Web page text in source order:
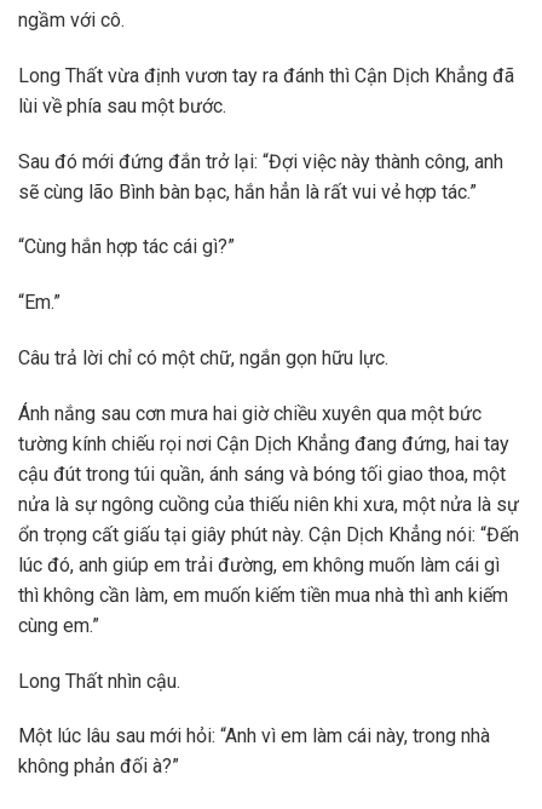
ngầm với cô.
Long Thất vừa định vươn tay ra đánh thì Cận Dịch Khẳng đã
lùi về phía sau một bước.
Sau đó mới đứng đắn trở lại: “Đợi việc này thành công, anh
sẽ cùng lão Bình bàn bạc, hắn hẳn là rất vui vẻ hợp tác.”
“Cùng hắn hợp tác cái gì?”
“Em.”
Câu trả lời chỉ có một chữ, ngắn gọn hữu lực.
Ánh nắng sau cơn mưa hai giờ chiều xuyên qua một bức
tường kính chiếu rọi nơi Cận Dịch Khẳng đang đứng, hai tay
cậu đút trong túi quần, ánh sáng và bóng tối giao thoa, một
nửa là sự ngông cuồng của thiếu niên khi xưa, một nửa là sự
ổn trọng cất giấu tại giây phút này. Cận Dịch Khẳng nói: “Đến
lúc đó, anh giúp em trải đường, em không muốn làm cái gì
thì không cần làm, em muốn kiếm tiền mua nhà thì anh kiếm
cùng em.”
Long Thất nhìn cậu.
Một lúc lâu sau mới hỏi: “Anh vì em làm cái này, trong nhà
không phản đối à?”